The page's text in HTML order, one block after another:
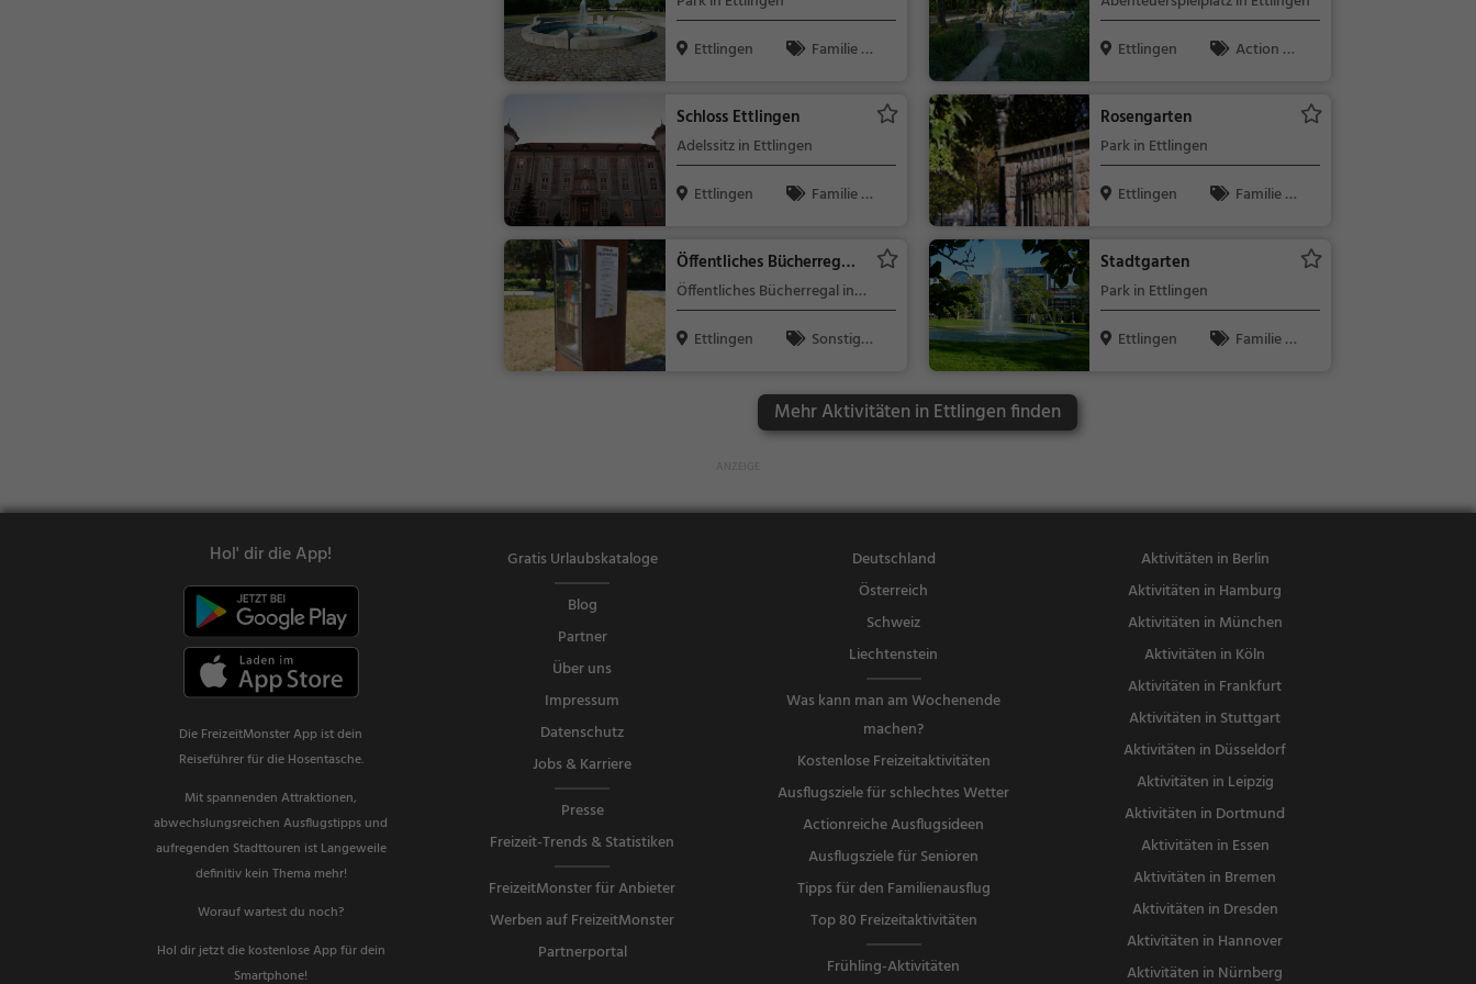
Ettlingen
Familie &
Ettlingen
Action &
Schloss Ettlingen
Adelssitz in Ettlingen
Ettlingen
Familie &
Rosengarten
Park in Ettlingen
Ettlingen
Familie &
Öffentliches Bücherregal
Ettlingen
Öffentliches Bücherregal in
Ettlingen
Ettlingen
Sonstige
Stadtgarten
Park in Ettlingen
Ettlingen
Familie &
Mehr Aktivitäten in Ettlingen finden
Hol' dir die App!
Die FreizeitMonster App ist dein
Reiseführer für die Hosentasche.
Mit spannenden Attraktionen,
abwechslungsreichen Ausflugstipps und
aufregenden Stadttouren ist Langeweile
definitiv kein Thema mehr!
Worauf wartest du noch?
Hol dir jetzt die kostenlose App für dein
Smartphone!
Gratis Urlaubskataloge
Blog
Partner
Über uns
Impressum
Datenschutz
Jobs & Karriere
Presse
Freizeit-Trends & Statistiken
FreizeitMonster für Anbieter
Werben auf FreizeitMonster
Partnerportal
Deutschland
Österreich
Schweiz
Liechtenstein
Was kann man am Wochenende
machen?
Kostenlose Freizeitaktivitäten
Ausflugsziele für schlechtes Wetter
Actionreiche Ausflugsideen
Ausflugsziele für Senioren
Tipps für den Familienausflug
Top 80 Freizeitaktivitäten
Frühling-Aktivitäten
Aktivitäten in Berlin
Aktivitäten in Hamburg
Aktivitäten in München
Aktivitäten in Köln
Aktivitäten in Frankfurt
Aktivitäten in Stuttgart
Aktivitäten in Düsseldorf
Aktivitäten in Leipzig
Aktivitäten in Dortmund
Aktivitäten in Essen
Aktivitäten in Bremen
Aktivitäten in Dresden
Aktivitäten in Hannover
Aktivitäten in Nürnberg